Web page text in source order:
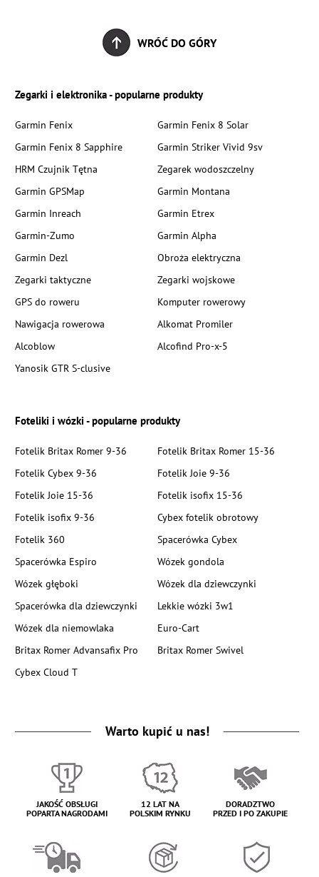
WRÓĆ DO GÓRY
Zegarki i elektronika - popularne produkty
Garmin Fenix
Garmin Fenix 8 Solar
Garmin Fenix 8 Sapphire
Garmin Striker Vivid 9sv
HRM Czujnik Tętna
Zegarek wodoszczelny
Garmin GPSMap
Garmin Montana
Garmin Inreach
Garmin Etrex
Garmin-Zumo
Garmin Alpha
Garmin Dezl
Obroża elektryczna
Zegarki taktyczne
Zegarki wojskowe
GPS do roweru
Komputer rowerowy
Nawigacja rowerowa
Alkomat Promiler
Alcoblow
Alcofind Pro-x-5
Yanosik GTR S-clusive
Foteliki i wózki - popularne produkty
Fotelik Britax Romer 9-36
Fotelik Britax Romer 15-36
Fotelik Cybex 9-36
Fotelik Joie 9-36
Fotelik Joie 15-36
Fotelik isofix 15-36
Fotelik isofix 9-36
Cybex fotelik obrotowy
Fotelik 360
Spacerówka Cybex
Spacerówka Espiro
Wózek gondola
Wózek głęboki
Wózek dla dziewczynki
Spacerówka dla dziewczynki
Lekkie wózki 3w1
Wózek dla niemowlaka
Euro-Cart
Britax Romer Advansafix Pro
Britax Romer Swivel
Cybex Cloud T
Warto kupić u nas!
JAKOŚĆ OBSŁUGI
POPARTA NAGRODAMI
12 LAT NA
POLSKIM RYNKU
DORADZTWO
PRZED I PO ZAKUPIE